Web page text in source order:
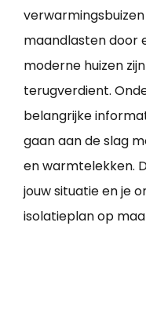
maandlasten door
moderne huizen
terugverdient.
belangrijke
gaan aan de slag
en warmtelekken.
jouw situatie en je
isolatieplan op